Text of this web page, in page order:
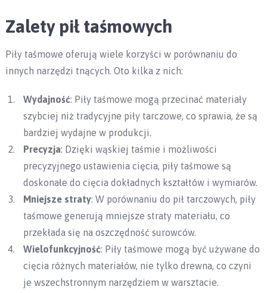
Zalety pił taśmowych
Piły taśmowe oferują wiele korzyści w porównaniu do
innych narzędzi tnących. Oto kilka z nich:
Wydajność: Piły taśmowe mogą przecinać materiały
szybciej niż tradycyjne piły tarczowe, co sprawia, że są
bardziej wydajne w produkcji.
Precyzja: Dzięki wąskiej taśmie i możliwości
precyzyjnego ustawienia cięcia, piły taśmowe są
doskonałe do cięcia dokładnych kształtów i wymiarów.
Mniejsze straty: W porównaniu do pił tarczowych, piły
taśmowe generują mniejsze straty materiału, co
przekłada się na oszczędność surowców.
Wielofunkcyjność: Piły taśmowe mogą być używane do
cięcia różnych materiałów, nie tylko drewna, co czyni
je wszechstronnym narzędziem w warsztacie.